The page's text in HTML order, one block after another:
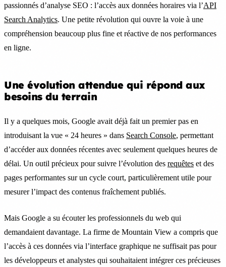
passionnés d’analyse SEO : l’accès aux données horaires via l’API
Search Analytics. Une petite révolution qui ouvre la voie à une
compréhension beaucoup plus fine et réactive de nos performances
en ligne.
Une évolution attendue qui répond aux
besoins du terrain
Il y a quelques mois, Google avait déjà fait un premier pas en
introduisant la vue « 24 heures » dans Search Console, permettant
d’accéder aux données récentes avec seulement quelques heures de
délai. Un outil précieux pour suivre l’évolution des requêtes et des
pages performantes sur un cycle court, particulièrement utile pour
mesurer l’impact des contenus fraîchement publiés.
Mais Google a su écouter les professionnels du web qui
demandaient davantage. La firme de Mountain View a compris que
l’accès à ces données via l’interface graphique ne suffisait pas pour
les développeurs et analystes qui souhaitaient intégrer ces précieuses